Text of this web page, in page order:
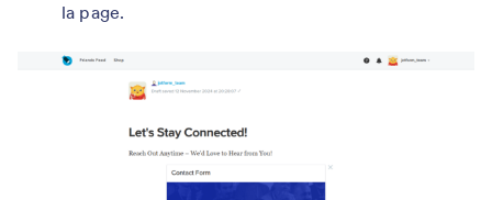
la page.